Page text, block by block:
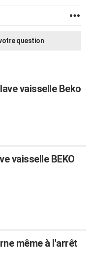
question
vaisselle Beko
vaisselle BEKO
même à l'arrêt